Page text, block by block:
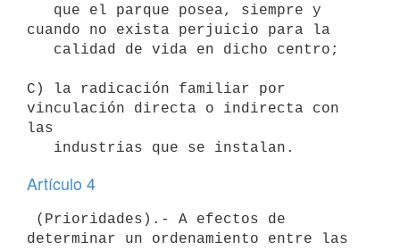
cuando no exista perjuicio para la
C) la radicación familiar por
vinculación directa o indirecta con
las
Artículo 4
determinar un ordenamiento entre las